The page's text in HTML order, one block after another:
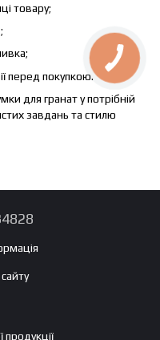
товару;
перед покупкою.
для гранат у потрібній
завдань та стилю
продукції